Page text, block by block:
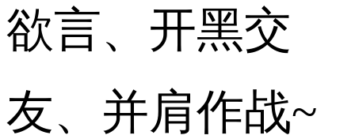
欲言、开黑交
友、并肩作战~